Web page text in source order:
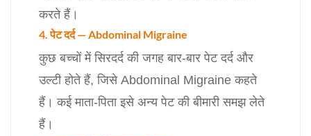
करते हैं।
4. पेट दर्द — Abdominal Migraine
कुछ बच्चों में सिरदर्द की जगह बार-बार पेट दर्द और
उल्टी होते हैं, जिसे Abdominal Migraine कहते
हैं। कई माता-पिता इसे अन्य पेट की बीमारी समझ लेते
हैं।